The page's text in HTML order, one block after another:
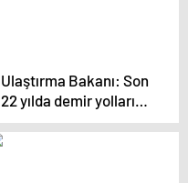
Ulaştırma Bakanı: Son
22 yılda demir yollarına
22,1 milyar dolar
yatırım yapıldı